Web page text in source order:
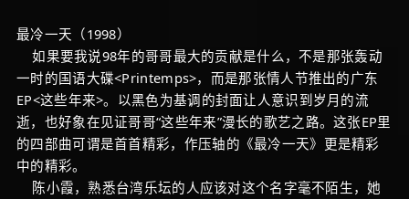
最冷一天（1998）
如果要我说98年的哥哥最大的贡献是什么，不是那张轰动
一时的国语大碟<Printemps>，而是那张情人节推出的广东
EP<这些年来>。以黑色为基调的封面让人意识到岁月的流
逝，也好象在见证哥哥“这些年来”漫长的歌艺之路。这张EP里
的四部曲可谓是首首精彩，作压轴的《最冷一天》更是精彩
中的精彩。
陈小霞，熟悉台湾乐坛的人应该对这个名字毫不陌生，她